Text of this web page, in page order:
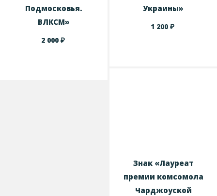
Подмосковья.
ВЛКСМ»
2 000 ₽
Украины»
1 200₽
Знак «Лауреат
премии комсомола
Чарджоуской